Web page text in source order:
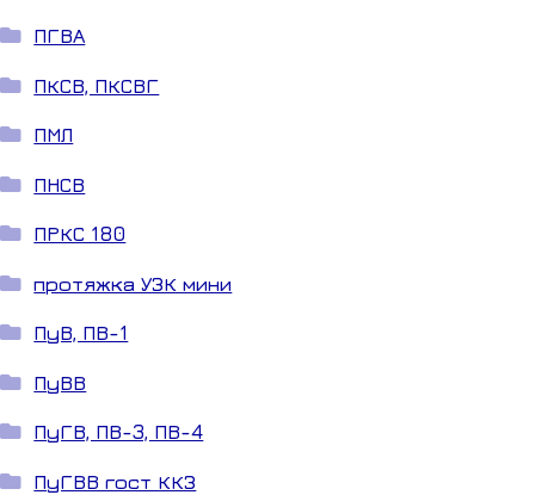
ПГВА
ПКСВ, ПКСВГ
ПМЛ
ПНСВ
ПРКС 180
протяжка УЗК мини
ПуВ, ПВ-1
ПуВВ
ПуГВ, ПВ-3, ПВ-4
ПуГВВ гост ККЗ